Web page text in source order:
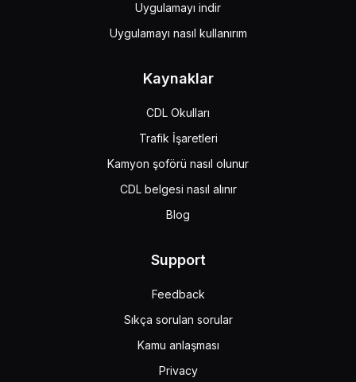
Uygulamayı indir
Uygulamayı nasıl kullanırım
Kaynaklar
CDL Okulları
Trafik İşaretleri
Kamyon şoförü nasıl olunur
CDL belgesi nasıl alınır
Blog
Support
Feedback
Sıkça sorulan sorular
Kamu anlaşması
Privacy